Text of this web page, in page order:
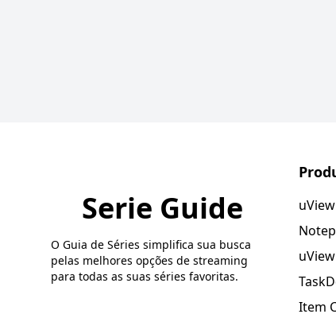
Serie Guide
O Guia de Séries simplifica sua busca
pelas melhores opções de streaming
para todas as suas séries favoritas.
Item